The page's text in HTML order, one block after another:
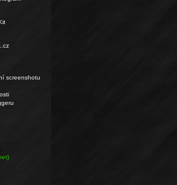
screenshotu